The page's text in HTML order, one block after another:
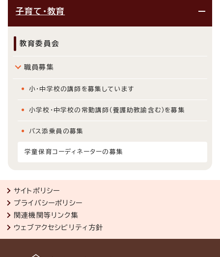
子育て・教育
教育委員会
職員募集
小・中学校の講師を募集しています
小学校・中学校の常勤講師（養護助教諭含む）を募集
バス添乗員の募集
学童保育コーディネーターの募集
サイトポリシー
プライバシーポリシー
関連機関等リンク集
ウェブアクセシビリティ方針